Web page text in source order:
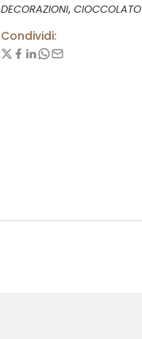
DECORAZIONI, CIOCCOLATO
Condividi: